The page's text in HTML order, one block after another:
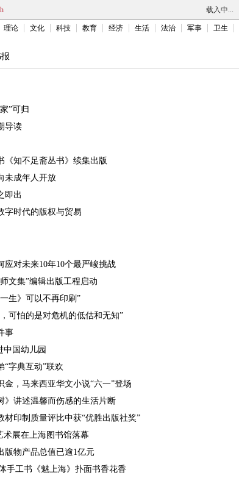
载入中...
理论 文化 科技 教育 经济 生活 法治 军事 卫生
”可归
导读
《知不足斋丛书》续集出版
未成年人开放
即出
字时代的版权与贸易
应对未来10年10个最严峻挑战
文集”编辑出版工程启动
生》可以不再印刷”
可怕的是对危机的低估和无知”
事
中国幼儿园
“字典互动”联欢
金，马来西亚华文小说“六一”登场
》讲述温馨而伤感的生活片断
材印制质量评比中获“优胜出版社奖”
术展在上海图书馆落幕
版物产品总值已逾1亿元
手工书《魅上海》扑面书香花香